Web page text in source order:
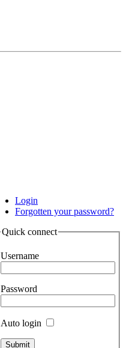
Login
Forgotten your password?
Quick connect
Username
Password
Auto login